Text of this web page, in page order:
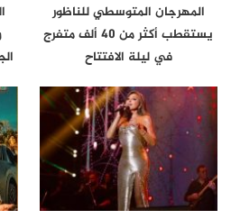
المهرجان المتوسطي للناظور
يستقطب أكثر من 40 ألف متفرج
في ليلة الافتتاح